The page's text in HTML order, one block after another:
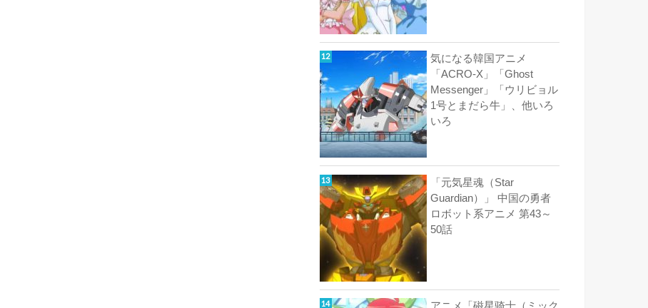
気になる韓国アニメ
「ACRO-X」「Ghost
Messenger」「ウリビョル
1号とまだら牛」、他いろ
いろ
「元気星魂（Star
Guardian）」 中国の勇者
ロボット系アニメ 第43～
50話
アニメ「磁星骑士（ミック